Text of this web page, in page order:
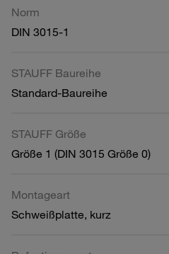
Norm
DIN 3015-1
STAUFF Baureihe
Standard-Baureihe
STAUFF Größe
Größe 1 (DIN 3015 Größe 0)
Montageart
Schweißplatte, kurz